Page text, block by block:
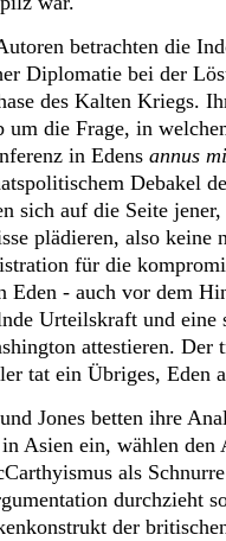
betrachten die
Diplomatie bei der
des Kalten Kriegs.
um die Frage, in
in Edens annus
Debakel
sich auf die Seite
plädieren, also keine
für die
Eden - auch vor dem
Urteilskraft und eine
attestieren. Der
tat ein Übriges, Eden
Jones betten ihre
Asien ein, wählen den
als
durchzieht
der